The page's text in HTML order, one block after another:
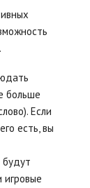
больше
Если
есть, вы
будут
игровые